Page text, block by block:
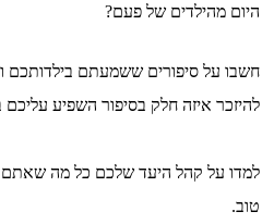
היום מהילדים של פעם?
חשבו על סיפורים ששמעתם בילדותכם
להיזכר איזה חלק בסיפור השפיע עליכם
למדו על קהל היעד שלכם כל מה שאתם
טוב.